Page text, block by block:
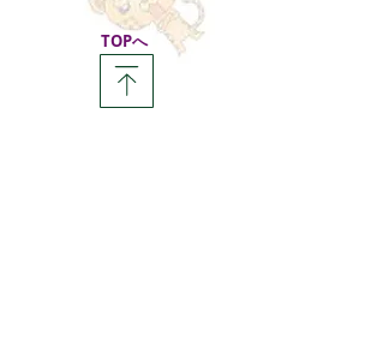
​TOPへ